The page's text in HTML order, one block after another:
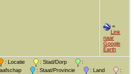
=
Link
naar
Google
Earth
: Locatie : Stad/Dorp
:
: Staat/Provincie : Land
: